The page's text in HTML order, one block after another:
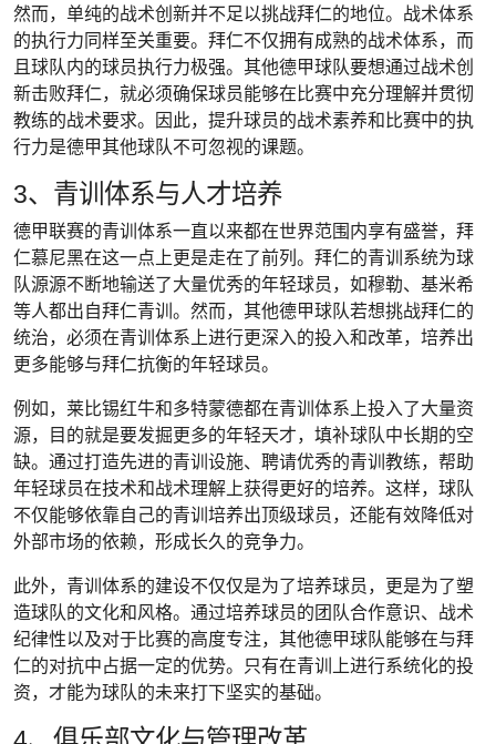
然而，单纯的战术创新并不足以挑战拜仁的地位。战术体系
的执行力同样至关重要。拜仁不仅拥有成熟的战术体系，而
且球队内的球员执行力极强。其他德甲球队要想通过战术创
新击败拜仁，就必须确保球员能够在比赛中充分理解并贯彻
教练的战术要求。因此，提升球员的战术素养和比赛中的执
行力是德甲其他球队不可忽视的课题。
3、青训体系与人才培养
德甲联赛的青训体系一直以来都在世界范围内享有盛誉，拜
仁慕尼黑在这一点上更是走在了前列。拜仁的青训系统为球
队源源不断地输送了大量优秀的年轻球员，如穆勒、基米希
等人都出自拜仁青训。然而，其他德甲球队若想挑战拜仁的
统治，必须在青训体系上进行更深入的投入和改革，培养出
更多能够与拜仁抗衡的年轻球员。
例如，莱比锡红牛和多特蒙德都在青训体系上投入了大量资
源，目的就是要发掘更多的年轻天才，填补球队中长期的空
缺。通过打造先进的青训设施、聘请优秀的青训教练，帮助
年轻球员在技术和战术理解上获得更好的培养。这样，球队
不仅能够依靠自己的青训培养出顶级球员，还能有效降低对
外部市场的依赖，形成长久的竞争力。
此外，青训体系的建设不仅仅是为了培养球员，更是为了塑
造球队的文化和风格。通过培养球员的团队合作意识、战术
纪律性以及对于比赛的高度专注，其他德甲球队能够在与拜
仁的对抗中占据一定的优势。只有在青训上进行系统化的投
资，才能为球队的未来打下坚实的基础。